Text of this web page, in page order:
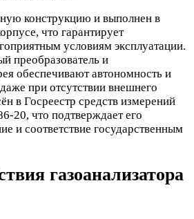
конструкцию и выполнен в
что гарантирует
условиям эксплуатации.
преобразователь и
обеспечивают автономность и
при отсутствии внешнего
в Госреестр средств измерений
20, что подтверждает его
и соответствие государственным
газоанализатора